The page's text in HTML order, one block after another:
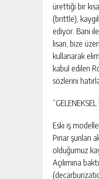
ürettiği bir
(brittle),
ediyor. Bani
lisan, bize
kullanarak
kabul edilen
sözlerini
Eski iş
Pınar şunları
olduğumuz
Açılımına